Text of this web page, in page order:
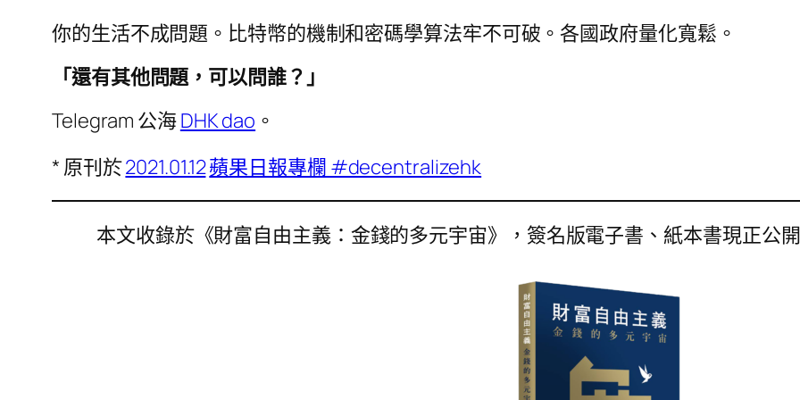
你的生活不成問題。比特幣的機制和密碼學算法牢不可破。各國政府量化寬鬆。
「還有其他問題，可以問誰？」
Telegram 公海DHK dao 。
* 原刊於2021.01.12蘋果日報專欄 #decentralizehk
本文收錄於《財富自由主義：金錢的多元宇宙》，簽名版電子書、紙本書現正公